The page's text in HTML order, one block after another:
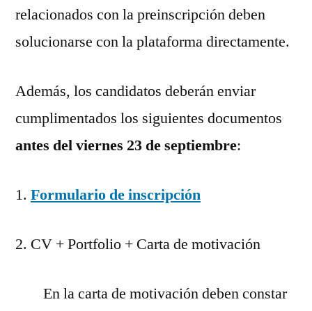
relacionados con la preinscripción deben
solucionarse con la plataforma directamente.
Además, los candidatos deberán enviar
cumplimentados los siguientes documentos
antes del viernes 23 de septiembre:
1. Formulario de inscripción
2. CV + Portfolio + Carta de motivación
En la carta de motivación deben constar